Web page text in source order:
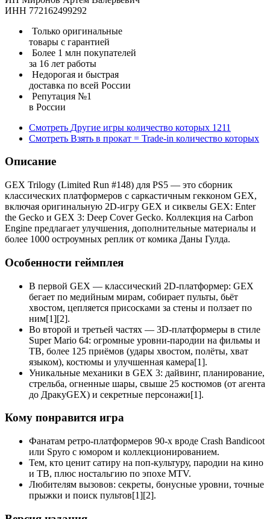
ИНН 772162499292
Только оригинальные
товары с гарантией
Более 1 млн покупателей
за 16 лет работы
Недорогая и быстрая
доставка по всей России
Репутация №1
в России
Смотреть Другие игры количество которых 1211
Смотреть Взять в прокат = Trade-in количество которых
Описание
GEX Trilogy (Limited Run #148) для PS5 — это сборник
классических платформеров с саркастичным гекконом GEX,
включая оригинальную 2D-игру GEX и сиквелы GEX: Enter
the Gecko и GEX 3: Deep Cover Gecko. Коллекция на Carbon
Engine предлагает улучшения, дополнительные материалы и
более 1000 остроумных реплик от комика Даны Гулда.
Особенности геймплея
В первой GEX — классический 2D-платформер: GEX
бегает по медийным мирам, собирает пульты, бьёт
хвостом, цепляется присосками за стены и ползает по
ним[1][2].
Во второй и третьей частях — 3D-платформеры в стиле
Super Mario 64: огромные уровни-пародии на фильмы и
ТВ, более 125 приёмов (удары хвостом, полёты, хват
языком), костюмы и улучшенная камера[1].
Уникальные механики в GEX 3: дайвинг, планирование,
стрельба, огненные шары, свыше 25 костюмов (от агента
до ДракуGEX) и секретные персонажи[1].
Кому понравится игра
Фанатам ретро-платформеров 90-х вроде Crash Bandicoot
или Spyro с юмором и коллекционированием.
Тем, кто ценит сатиру на поп-культуру, пародии на кино
и ТВ, плюс ностальгию по эпохе MTV.
Любителям вызовов: секреты, бонусные уровни, точные
прыжки и поиск пультов[1][2].